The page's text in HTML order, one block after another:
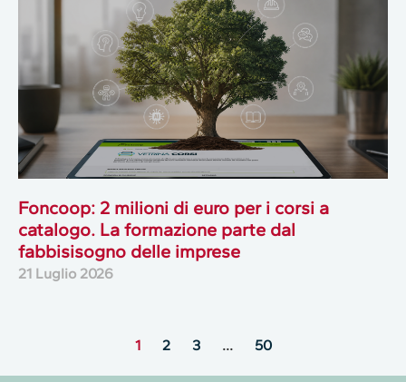
Foncoop: 2 milioni di euro per i corsi a
catalogo. La formazione parte dal
fabbisisogno delle imprese
21 Luglio 2026
1 2 3 … 50